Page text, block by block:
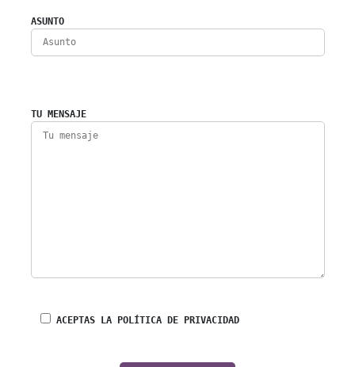
ASUNTO
TU MENSAJE
ACEPTAS LA POLÍTICA DE PRIVACIDAD